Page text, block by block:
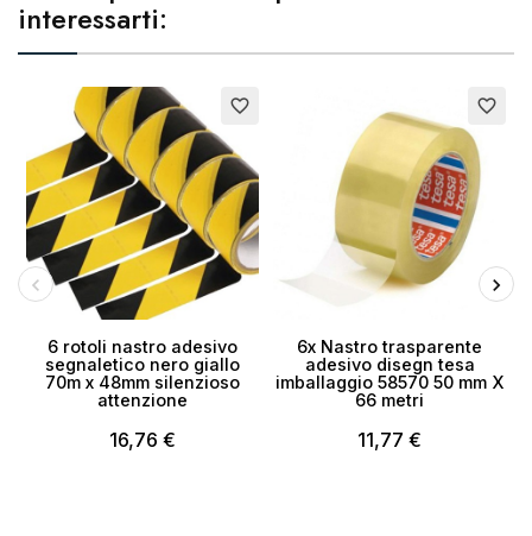
interessarti:
favorite_border
6 rotoli nastro adesivo
segnaletico nero giallo
70m x 48mm silenzioso
attenzione
16,76 €
favorite_border
6x Nastro trasparente
adesivo disegn tesa
imballaggio 58570 50 mm X
66 metri
11,77 €